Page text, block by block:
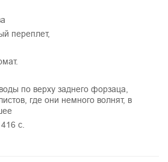
переплет,
по верху заднего форзаца,
где они немного волнят, в
416 с.